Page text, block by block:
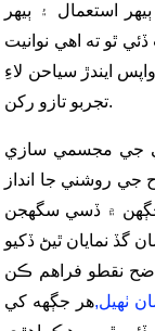
استعمال ۽ ٻيهر
ٿو ته اهي نوانيت
ايندڙ سياحن لاءِ
تجربو تازو رکن.
جي مجسمي سازي
روشني جا انداز
جڳهن ۾ ڏسي سگهجن
گڏ نمايان ٿيڻ ڏکيو
نقطو فراهم ڪن
ٺهيل,هر جڳهه کي